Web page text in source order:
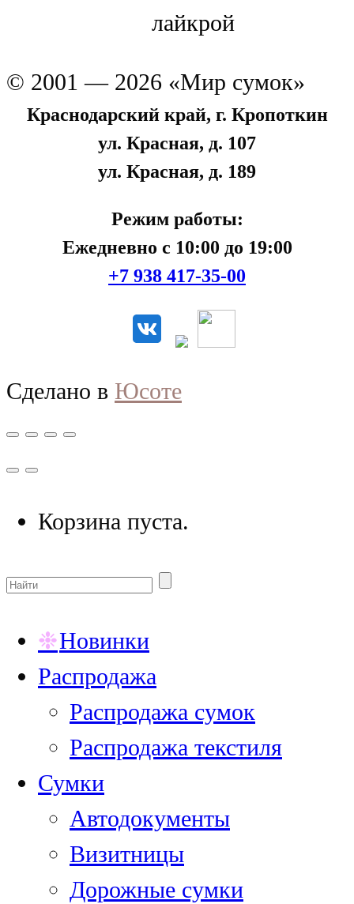
лайкрой
© 2001 — 2026 «Мир сумок»
Краснодарский край, г. Кропоткин
ул. Красная, д. 107
ул. Красная, д. 189
Режим работы:
Ежедневно с 10:00 до 19:00
+7 938 417-35-00
Сделано в Юсоте
Корзина пуста.
Новинки
Распродажа
Распродажа сумок
Распродажа текстиля
Сумки
Автодокументы
Визитницы
Дорожные сумки